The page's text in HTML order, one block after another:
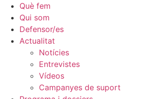
Què fem
Qui som
Defensor/es
Actualitat
Notícies
Entrevistes
Vídeos
Campanyes de suport